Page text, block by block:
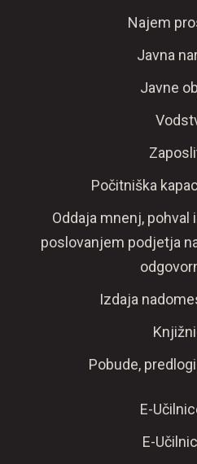
Najem
Javna
Javne
Počitniška
Oddaja mnenj,
poslovanjem podjetja
Izdaja
Pobude,
E-
E-